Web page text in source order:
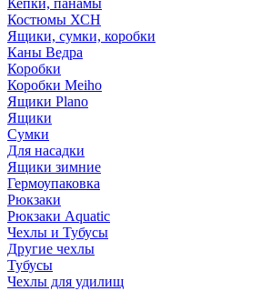
Кепки, панамы
Костюмы ХСН
Ящики, сумки, коробки
Каны Ведра
Коробки
Коробки Meiho
Ящики Plano
Ящики
Сумки
Для насадки
Ящики зимние
Гермоупаковка
Рюкзаки
Рюкзаки Aquatic
Чехлы и Тубусы
Другие чехлы
Тубусы
Чехлы для удилищ